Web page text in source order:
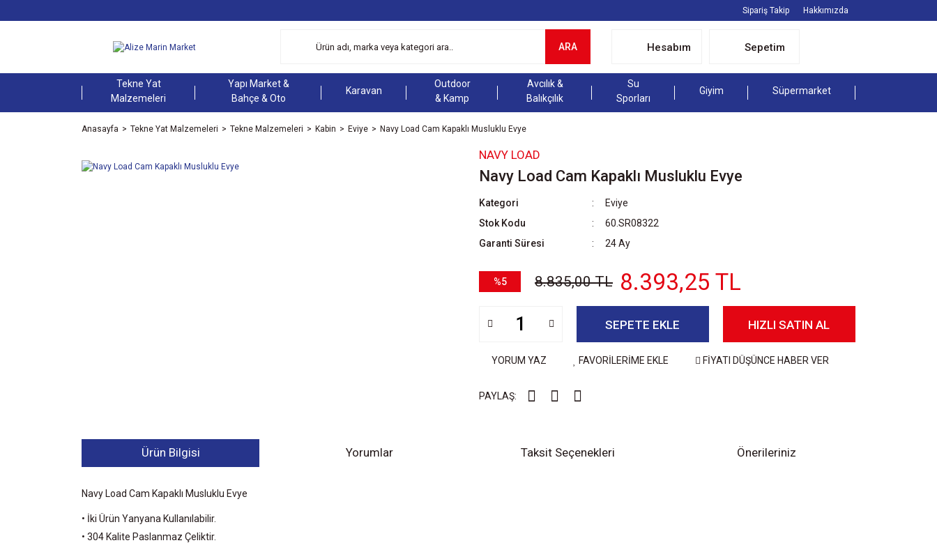
Sipariş Takip Hakkımızda
ARA Hesabım Sepetim
Tekne Yat
Malzemeleri
Yapı Market &
Bahçe & Oto
Karavan
Outdoor
& Kamp
Avcılık &
Balıkçılık
Su
Sporları
Giyim Süpermarket
Anasayfa Tekne Yat Malzemeleri Tekne Malzemeleri Kabin Eviye Navy Load Cam Kapaklı Musluklu Evye
NAVY LOAD
Navy Load Cam Kapaklı Musluklu Evye
Kategori
Eviye
Stok Kodu
60.SR08322
Garanti Süresi
24 Ay
%5 8.835,00 TL 8.393,25 TL
SEPETE EKLE HIZLI SATIN AL
YORUM YAZ FAVORİLERİME EKLE FİYATI DÜŞÜNCE HABER VER
PAYLAŞ:
Ürün Bilgisi Yorumlar Taksit Seçenekleri Önerileriniz
Navy Load Cam Kapaklı Musluklu Evye
• İki Ürün Yanyana Kullanılabilir.
• 304 Kalite Paslanmaz Çeliktir.